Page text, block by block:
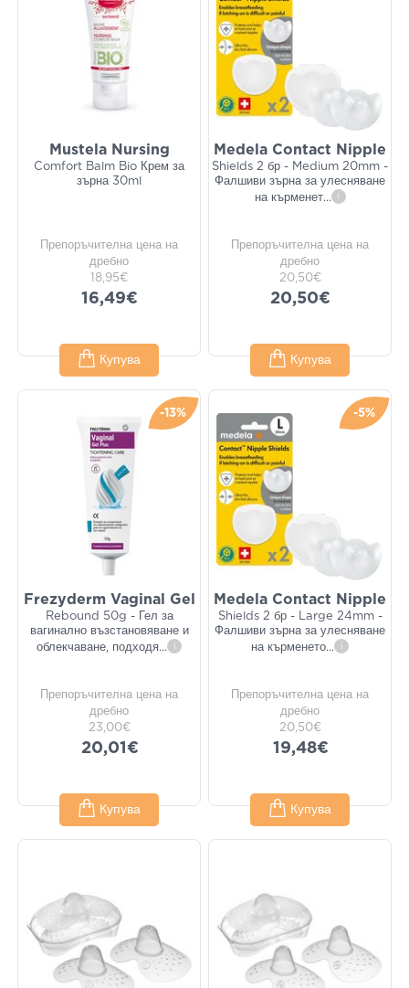
Mustela Nursing
Comfort Balm Bio Крем за
зърна 30ml
Препоръчителна цена на
дребно
18,95€
16,49€
Купува
Medela Contact Nipple
Shields 2 бр - Medium 20mm -
Фалшиви зърна за улесняване
на кърменет... i
Препоръчителна цена на
дребно
20,50€
20,50€
Купува
-13%
Frezyderm Vaginal Gel
Rebound 50g - Гел за
вагинално възстановяване и
облекчаване, подходя... i
Препоръчителна цена на
дребно
23,00€
20,01€
Купува
-5%
Medela Contact Nipple
Shields 2 бр - Large 24mm -
Фалшиви зърна за улесняване
на кърменето... i
Препоръчителна цена на
дребно
20,50€
19,48€
Купува